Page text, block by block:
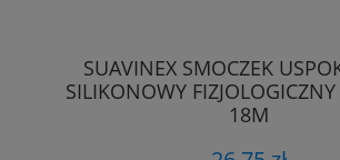
SUAVINEX SMOCZEK
SILIKONOWY
18M